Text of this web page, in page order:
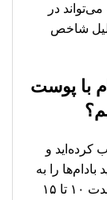
می‌تواند در
شاخص
با پوست
کرده‌اید و
را به
صورت یک لایه در یک سینی پهن کرده و به مدت ۱۰ تا ۱۵